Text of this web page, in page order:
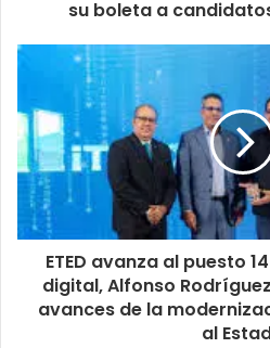
su boleta a
ETED avanza al puesto
digital, Alfonso
avances de la
al